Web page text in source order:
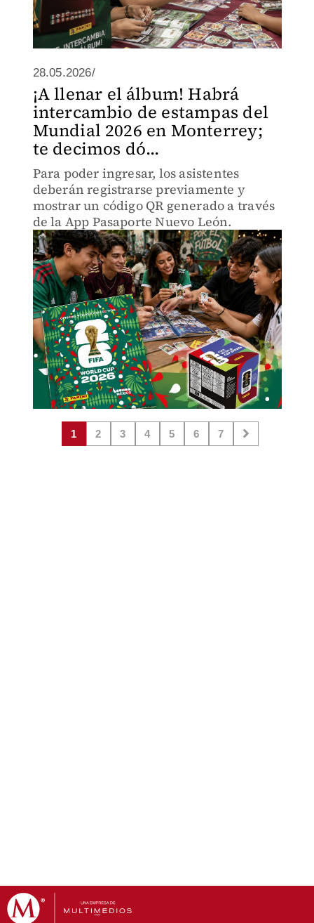
28.05.2026/
¡A llenar el álbum! Habrá
intercambio de estampas del
Mundial 2026 en Monterrey;
te decimos dó...
Para poder ingresar, los asistentes
deberán registrarse previamente y
mostrar un código QR generado a través
de la App Pasaporte Nuevo León.
1 2 3 4 5 6 7